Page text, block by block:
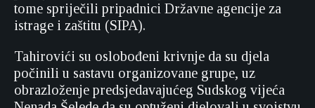
tome spriječili pripadnici Državne agencije za
istrage i zaštitu (SIPA).
Tahirovići su oslobođeni krivnje da su djela
počinili u sastavu organizovane grupe, uz
obrazloženje predsjedavajućeg Sudskog vijeća